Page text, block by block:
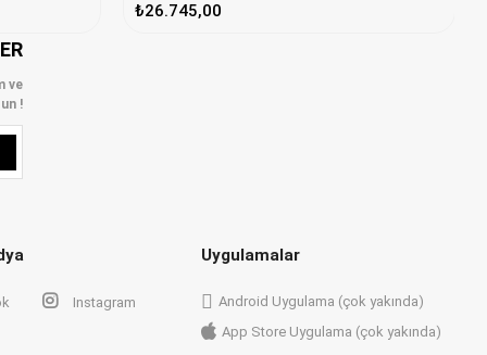
₺26.745,00
ve
!
Instagram
Uygulamalar
Android Uygulama (çok yakında)
App Store Uygulama (çok yakında)